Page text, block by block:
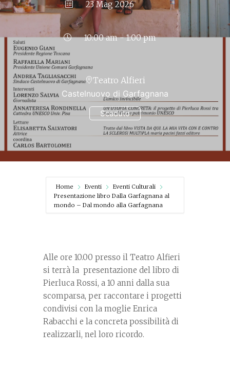
23 Mag 2026
Scaduto
10:00 am - 1:00 pm
Teatro Alfieri
Castelnuovo di Garfagnana
Home Eventi
Eventi Culturali
Presentazione libro Dalla Garfagnana al
mondo – Dal mondo alla Garfagnana
Alle ore 10.00 presso il Teatro Alfieri
si terrà la presentazione del libro di
Pierluca Rossi, a 10 anni dalla sua
scomparsa, per raccontare i progetti
condivisi con la moglie Enrica
Rabacchi e la concreta possibilità di
realizzarli, nel loro ricordo.